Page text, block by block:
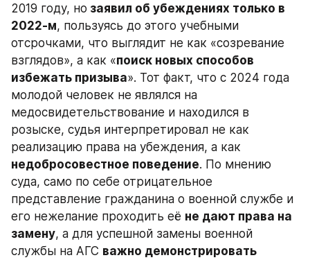
2019 году, но заявил об убеждениях только в
2022-м, пользуясь до этого учебными
отсрочками, что выглядит не как «созревание
взглядов», а как «поиск новых способов
избежать призыва». Тот факт, что с 2024 года
молодой человек не являлся на
медосвидетельствование и находился в
розыске, судья интерпретировал не как
недобросовестное поведение. По мнению
суда, само по себе отрицательное
представление гражданина о военной службе и
его нежелание проходить её не дают права на
замену, а для успешной замены военной
службы на АГС важно демонстрировать